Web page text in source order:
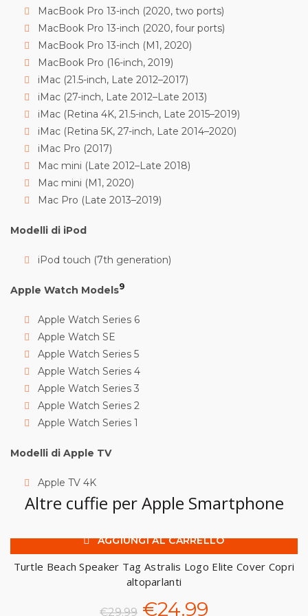
MacBook Pro 13-inch (2020, two ports)
MacBook Pro 13-inch (2020, four ports)
MacBook Pro 13-inch (M1, 2020)
MacBook Pro (16-inch, 2019)
iMac (21.5-inch, Late 2012–2017)
iMac (27-inch, Late 2012–Late 2013)
iMac (Retina 4K, 21.5-inch, Late 2015–2019)
iMac (Retina 5K, 27-inch, Late 2014–2020)
iMac Pro (2017)
Mac mini (Late 2012–Late 2018)
Mac mini (M1, 2020)
Mac Pro (Late 2013–2019)
Modelli di iPod
iPod touch (7th generation)
Apple Watch Models9
Apple Watch Series 6
Apple Watch SE
Apple Watch Series 5
Apple Watch Series 4
Apple Watch Series 3
Apple Watch Series 2
Apple Watch Series 1
Modelli di Apple TV
Apple TV 4K
Altre cuffie per Apple Smartphone
-17%
AGGIUNGI AL CARRELLO
Turtle Beach Speaker Tag Astralis Logo Elite Cover Copri
altoparlanti
€29.99 Il
€24.99